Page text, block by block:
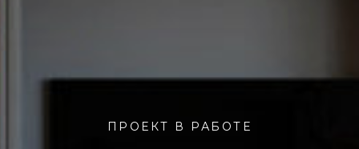
ПРОЕКТ В РАБОТЕ